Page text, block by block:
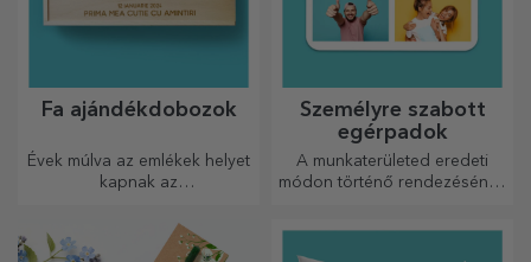
Fa ajándékdobozok
Évek múlva az emlékek helyet
kapnak az
Személyre szabhatod őket a
legeredetibb üzenettel.
Személyre szabott
egérpadok
A munkaterületed eredeti
módon történő rendezésének